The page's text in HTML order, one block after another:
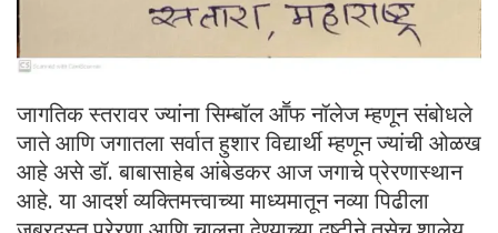
जागतिक स्तरावर ज्यांना सिम्बॉल आॕफ नॉलेज म्हणून संबोधले
जाते आणि जगातला सर्वात हुशार विद्यार्थी म्हणून ज्यांची ओळख
आहे असे डॉ. बाबासाहेब आंबेडकर आज जगाचे प्रेरणास्थान
आहे. या आदर्श व्यक्तिमत्त्वाच्या माध्यमातून नव्या पिढीला